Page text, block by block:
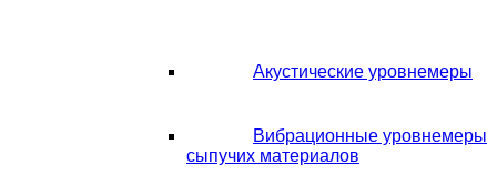
Акустические уровнемеры
Вибрационные уровнемеры
сыпучих материалов